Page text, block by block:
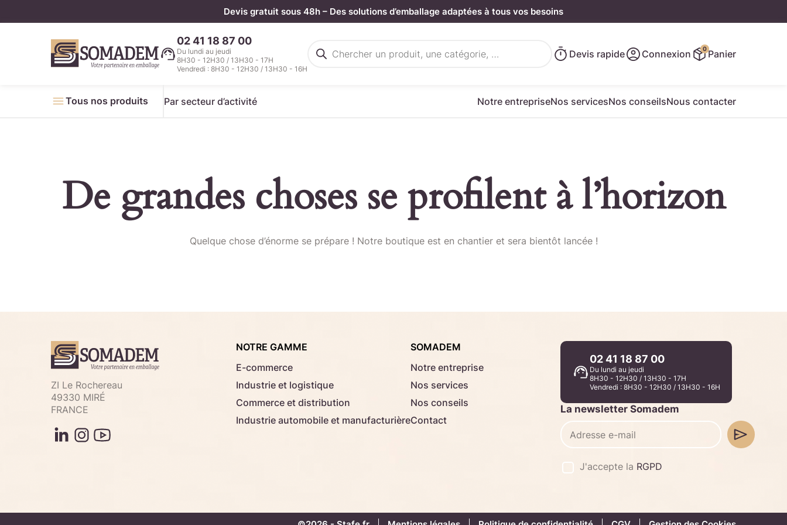
Devis gratuit sous 48h – Des solutions d’emballage adaptées à tous vos besoins
02 41 18 87 00
Du lundi au jeudi
8H30 - 12H30 / 13H30 - 17H
Vendredi : 8H30 - 12H30 / 13H30 - 16H
de
Devis rapide Connexion 0Panier
Tous nos produits Par secteur d’activité Notre entrepriseNos servicesNos conseilsNous contacter
De grandes choses se profilent à l’horizon
Quelque chose d’énorme se prépare ! Notre boutique est en chantier et sera bientôt lancée !
Télécharger
ZI Le Rochereau
49330 MIRÉ
FRANCE
NOTRE GAMME
E-commerce
Industrie et logistique
Commerce et distribution
Industrie automobile et manufacturière
SOMADEM
Notre entreprise
Nos services
Nos conseils
Contact
02 41 18 87 00
Du lundi au jeudi
8H30 - 12H30 / 13H30 - 17H
Vendredi : 8H30 - 12H30 / 13H30 - 16H
La newsletter Somadem
J'accepte la RGPD